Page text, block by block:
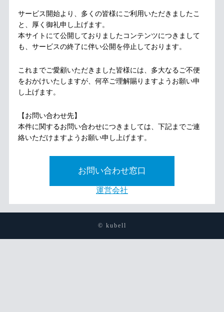
サービス開始より、多くの皆様にご利用いただきましたこ
と、厚く御礼申し上げます。
本サイトにて公開しておりましたコンテンツにつきまして
も、サービスの終了に伴い公開を停止しております。
これまでご愛顧いただきました皆様には、多大なるご不便
をおかけいたしますが、何卒ご理解賜りますようお願い申
し上げます。
【お問い合わせ先】
本件に関するお問い合わせにつきましては、下記までご連
絡いただけますようお願い申し上げます。
お問い合わせ窓口
運営会社
© kubell